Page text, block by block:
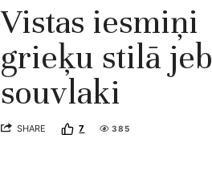
Vistas iesmiņi
grieķu stilā jeb
souvlaki
SHARE 7 385